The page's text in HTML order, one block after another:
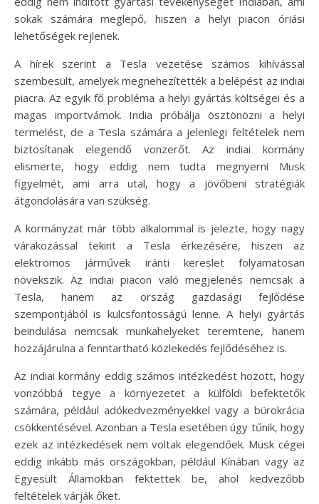
sokak számára meglepő, hiszen a helyi piacon óriási
lehetőségek rejlenek.
A hírek szerint a Tesla vezetése számos kihívással
szembesült, amelyek megnehezítették a belépést az indiai
piacra. Az egyik fő probléma a helyi gyártás költségei és a
magas importvámok. India próbálja ösztönözni a helyi
termelést, de a Tesla számára a jelenlegi feltételek nem
biztosítanak elegendő vonzerőt. Az indiai kormány
elismerte, hogy eddig nem tudta megnyerni Musk
figyelmét, ami arra utal, hogy a jövőbeni stratégiák
átgondolására van szükség.
A kormányzat már több alkalommal is jelezte, hogy nagy
várakozással tekint a Tesla érkezésére, hiszen az
elektromos járművek iránti kereslet folyamatosan
növekszik. Az indiai piacon való megjelenés nemcsak a
Tesla, hanem az ország gazdasági fejlődése
szempontjából is kulcsfontosságú lenne. A helyi gyártás
beindulása nemcsak munkahelyeket teremtene, hanem
hozzájárulna a fenntartható közlekedés fejlődéséhez is.
Az indiai kormány eddig számos intézkedést hozott, hogy
vonzóbbá tegye a környezetet a külföldi befektetők
számára, például adókedvezményekkel vagy a bürokrácia
csökkentésével. Azonban a Tesla esetében úgy tűnik, hogy
ezek az intézkedések nem voltak elegendőek. Musk cégei
eddig inkább más országokban, például Kínában vagy az
Egyesült Államokban fektettek be, ahol kedvezőbb
feltételek várják őket.